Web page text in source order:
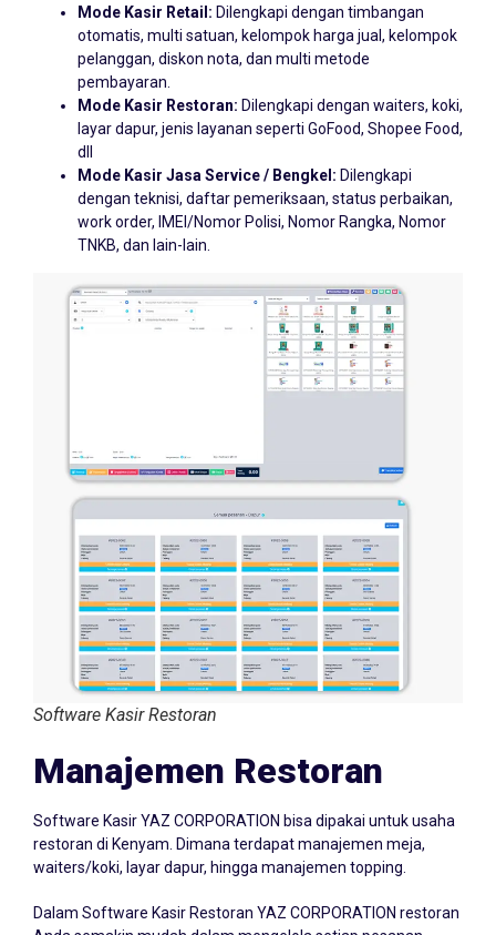
otomatis, multi satuan, kelompok harga jual, kelompok
pelanggan, diskon nota, dan multi metode
pembayaran.
Mode Kasir Restoran:
layar dapur, jenis layanan seperti GoFood, Shopee Food,
dll
Mode Kasir Jasa Service / Bengkel:
dengan teknisi, daftar pemeriksaan, status perbaikan,
work order, IMEI/Nomor Polisi, Nomor Rangka, Nomor
TNKB, dan lain-lain.
Software Kasir Restoran
Manajemen Restoran
restoran di Kenyam. Dimana terdapat manajemen meja,
waiters/koki, layar dapur, hingga manajemen topping.
Anda semakin mudah dalam mengelola setiap pesanan.